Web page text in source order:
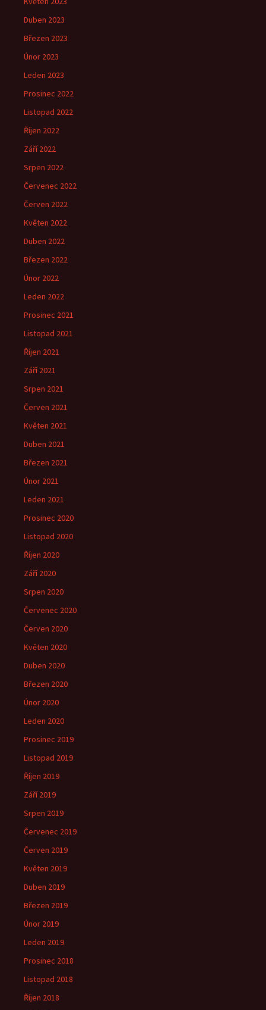
Duben 2023
Březen 2023
Únor 2023
Leden 2023
Prosinec 2022
Listopad 2022
Říjen 2022
Září 2022
Srpen 2022
Červenec 2022
Červen 2022
Květen 2022
Duben 2022
Březen 2022
Únor 2022
Leden 2022
Prosinec 2021
Listopad 2021
Říjen 2021
Září 2021
Srpen 2021
Červen 2021
Květen 2021
Duben 2021
Březen 2021
Únor 2021
Leden 2021
Prosinec 2020
Listopad 2020
Říjen 2020
Září 2020
Srpen 2020
Červenec 2020
Červen 2020
Květen 2020
Duben 2020
Březen 2020
Únor 2020
Leden 2020
Prosinec 2019
Listopad 2019
Říjen 2019
Září 2019
Srpen 2019
Červenec 2019
Červen 2019
Květen 2019
Duben 2019
Březen 2019
Únor 2019
Leden 2019
Prosinec 2018
Listopad 2018
Říjen 2018